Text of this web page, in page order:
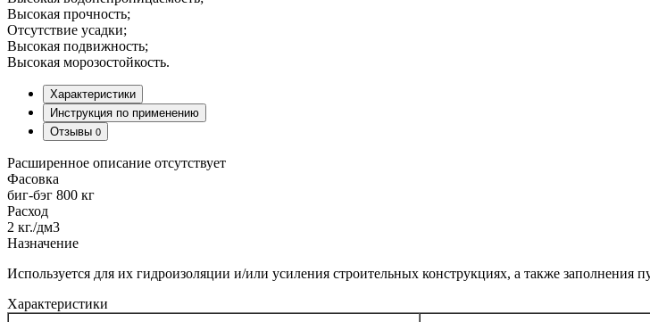
Высокая прочность;
Отсутствие усадки;
Высокая подвижность;
Высокая морозостойкость.
Характеристики
Инструкция по применению
Отзывы 0
Расширенное описание отсутствует
Фасовка
биг-бэг 800 кг
Расход
2 кг./дм3
Назначение
Используется для их гидроизоляции и/или усиления строительных конструкциях, а также
Характеристики